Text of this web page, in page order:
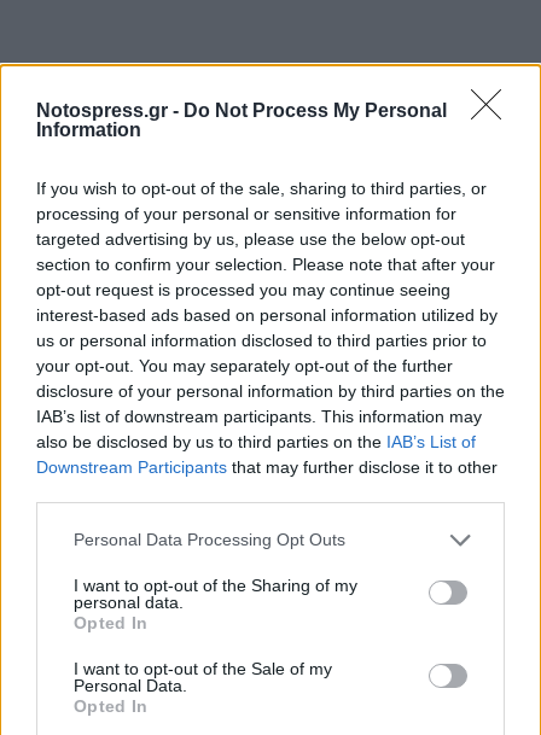
Notospress.gr - Do Not Process My Personal
Information
If you wish to opt-out of the sale, sharing to third parties, or
processing of your personal or sensitive information for
targeted advertising by us, please use the below opt-out
section to confirm your selection. Please note that after your
opt-out request is processed you may continue seeing
interest-based ads based on personal information utilized by
us or personal information disclosed to third parties prior to
your opt-out. You may separately opt-out of the further
disclosure of your personal information by third parties on the
IAB’s list of downstream participants. This information may
also be disclosed by us to third parties on the IAB’s List of
Downstream Participants that may further disclose it to other
Personal Data Processing Opt Outs
I want to opt-out of the Sharing of my
personal data.
Opted In
I want to opt-out of the Sale of my
Personal Data.
Opted In
Σχετικά Άρθρα